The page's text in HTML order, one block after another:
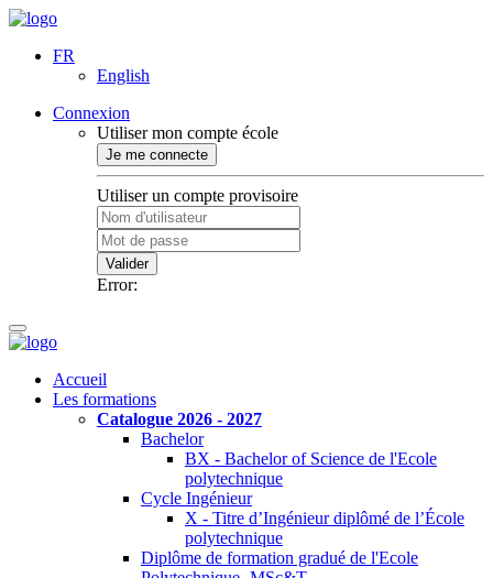
FR
English
Connexion
Utiliser mon compte école
Je me connecte
Utiliser un compte provisoire
Valider
Error:
Accueil
Les formations
Catalogue 2026 - 2027
Bachelor
BX - Bachelor of Science de l'Ecole
polytechnique
Cycle Ingénieur
X - Titre d’Ingénieur diplômé de l’École
polytechnique
Diplôme de formation gradué de l'Ecole